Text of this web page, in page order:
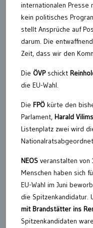
internationalen Presse
kein politisches
stellt Ansprüche auf
darum. Die
Zeit, dass wir den
Die ÖVPschickt
die EU-Wahl.
Die FPÖ kürte den
Parlament, Harald
Listenplatz zwei wird
NEOS veranstalten von
Menschen haben sich
EU-Wahl im Juni
die Spitzenkandidatur.
mit Brandstätter ins
Spitzenkandidaten